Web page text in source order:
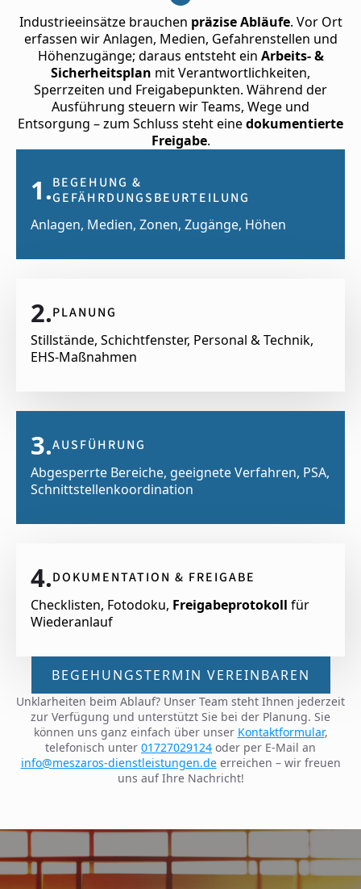
Industrieeinsätze brauchen präzise Abläufe. Vor Ort
erfassen wir Anlagen, Medien, Gefahrenstellen und
Höhenzugänge; daraus entsteht ein Arbeits- &
Sicherheitsplan mit Verantwortlichkeiten,
Sperrzeiten und Freigabepunkten. Während der
Ausführung steuern wir Teams, Wege und
Entsorgung – zum Schluss steht einedokumentierte
Freigabe.
1.BEGEHUNG &
GEFÄHRDUNGSBEURTEILUNG
Anlagen, Medien, Zonen, Zugänge, Höhen
2.PLANUNG
Stillstände, Schichtfenster, Personal & Technik,
EHS-Maßnahmen
3.AUSFÜHRUNG
Abgesperrte Bereiche, geeignete Verfahren, PSA,
Schnittstellenkoordination
4.DOKUMENTATION & FREIGABE
Checklisten, Fotodoku, Freigabeprotokoll für
Wiederanlauf
BEGEHUNGSTERMIN VEREINBAREN
Unklarheiten beim Ablauf? Unser Team steht Ihnen jederzeit
zur Verfügung und unterstützt Sie bei der Planung. Sie
können uns ganz einfach über unser Kontaktformular,
telefonisch unter 01727029124 oder per E-Mail an
info@meszaros-dienstleistungen.deerreichen – wir freuen
uns auf Ihre Nachricht!